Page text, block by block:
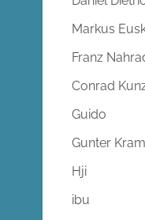
Markus
Franz
Conrad
Guido
Gunter
Hji
ibu